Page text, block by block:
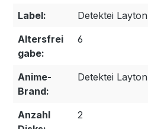
Label:
Detektei Layton
Altersfrei
gabe:
6
Anime-
Brand:
Detektei Layton
Anzahl
2